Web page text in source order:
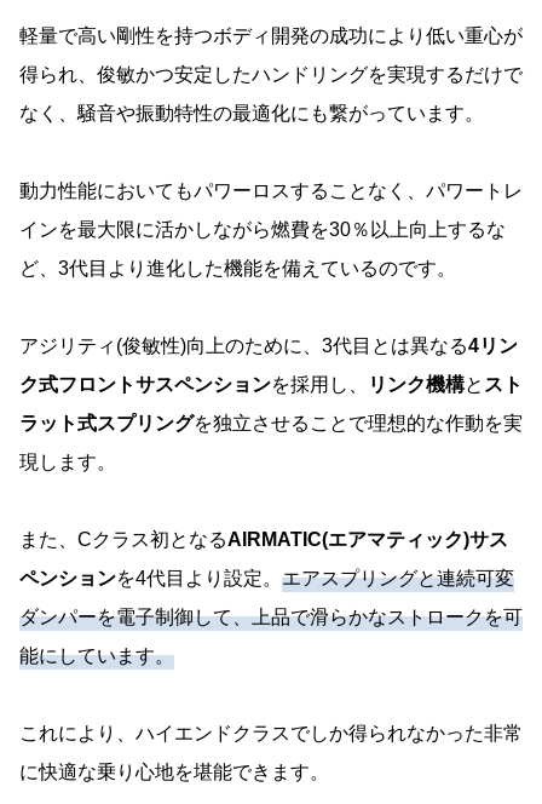
軽量で高い剛性を持つボディ開発の成功により低い重心が
得られ、俊敏かつ安定したハンドリングを実現するだけで
なく、騒音や振動特性の最適化にも繋がっています。
動力性能においてもパワーロスすることなく、パワートレ
インを最大限に活かしながら燃費を30％以上向上するな
ど、3代目より進化した機能を備えているのです。
アジリティ(俊敏性)向上のために、3代目とは異なる4リン
ク式フロントサスペンションを採用し、 リンク機構と スト
ラット式スプリングを独立させることで理想的な作動を実
現します。
また、Cクラス初となるAIRMATIC(エアマティック)サス
ペンションを4代目より設定。 エアスプリングと連続可変
ダンパーを電子制御して、上品で滑らかなストロークを可
能にしています。
これにより、ハイエンドクラスでしか得られなかった非常
に快適な乗り心地を堪能できます。